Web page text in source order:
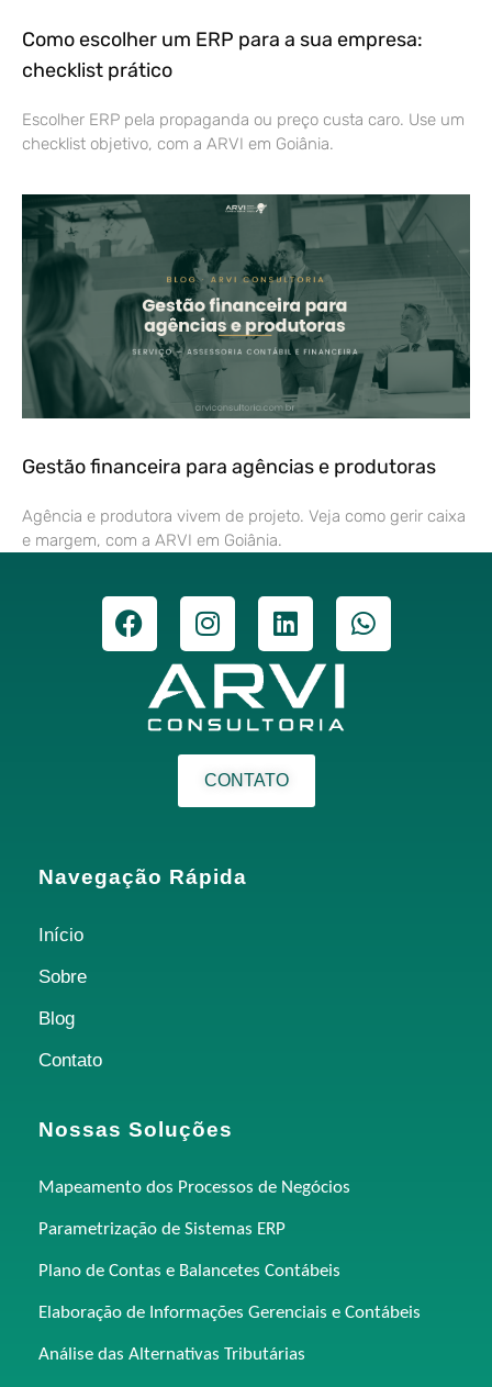
Como escolher um ERP para a sua empresa:
checklist prático
Escolher ERP pela propaganda ou preço custa caro. Use um
checklist objetivo, com a ARVI em Goiânia.
Gestão financeira para agências e produtoras
Agência e produtora vivem de projeto. Veja como gerir caixa
e margem, com a ARVI em Goiânia.
CONTATO
Navegação Rápida
Início
Sobre
Blog
Contato
Nossas Soluções
Mapeamento dos Processos de Negócios
Parametrização de Sistemas ERP
Plano de Contas e Balancetes Contábeis
Elaboração de Informações Gerenciais e Contábeis
Análise das Alternativas Tributárias